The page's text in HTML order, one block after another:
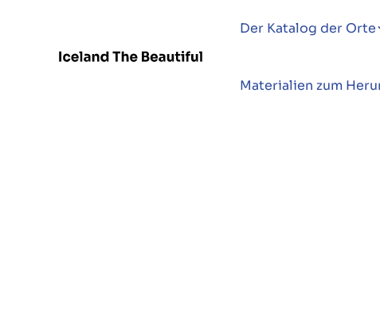
Der Katalog der Orte
Materialien zum